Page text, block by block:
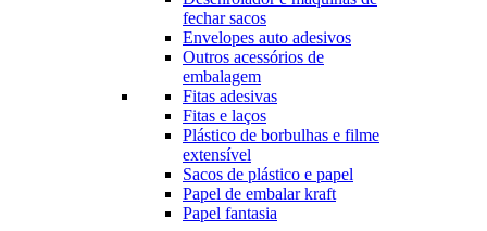
fechar sacos
Envelopes auto adesivos
Outros acessórios de
embalagem
Fitas adesivas
Fitas e laços
Plástico de borbulhas e filme
extensível
Sacos de plástico e papel
Papel de embalar kraft
Papel fantasia